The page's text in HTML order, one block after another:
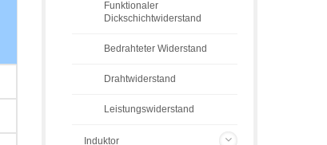
Funktionaler
Dickschichtwiderstand
Bedrahteter Widerstand
Drahtwiderstand
Leistungswiderstand
Induktor